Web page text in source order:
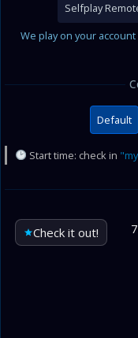
Selfplay
We play on your
Default
Start time: check in
Check it out!